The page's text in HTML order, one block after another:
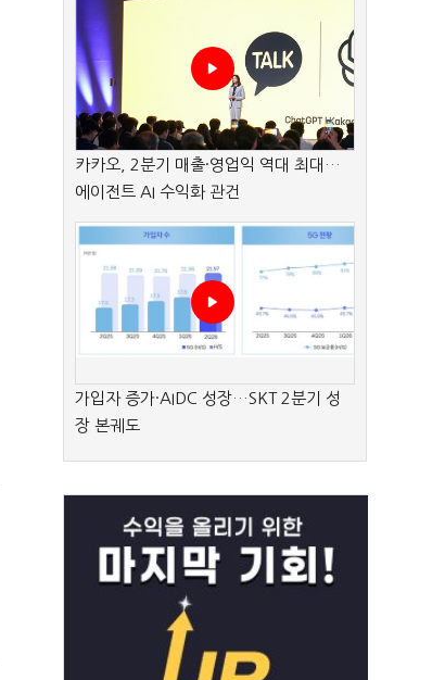
카카오, 2분기 매출·영업익 역대 최대…
에이전트 AI 수익화 관건
가입자 증가·AIDC 성장…SKT 2분기 성
장 본궤도